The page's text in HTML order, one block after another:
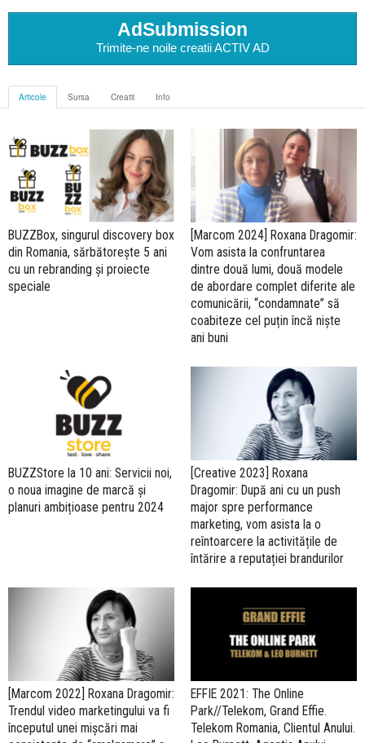
AdSubmission
Trimite-ne noile creatii ACTIV AD
Articole Sursa Creatii Info
BUZZBox, singurul discovery box
din Romania, sărbătorește 5 ani
cu un rebranding și proiecte
speciale
[Marcom 2024] Roxana Dragomir:
Vom asista la confruntarea
dintre două lumi, două modele
de abordare complet diferite ale
comunicării, “condamnate” să
coabiteze cel puțin încă niște
ani buni
BUZZStore la 10 ani: Servicii noi,
o noua imagine de marcă și
planuri ambițioase pentru 2024
[Creative 2023] Roxana
Dragomir: După ani cu un push
major spre performance
marketing, vom asista la o
reîntoarcere la activitățile de
întărire a reputației brandurilor
[Marcom 2022] Roxana Dragomir:
Trendul video marketingului va fi
începutul unei mișcări mai
EFFIE 2021: The Online
Park//Telekom, Grand Effie.
Telekom Romania, Clientul Anului.